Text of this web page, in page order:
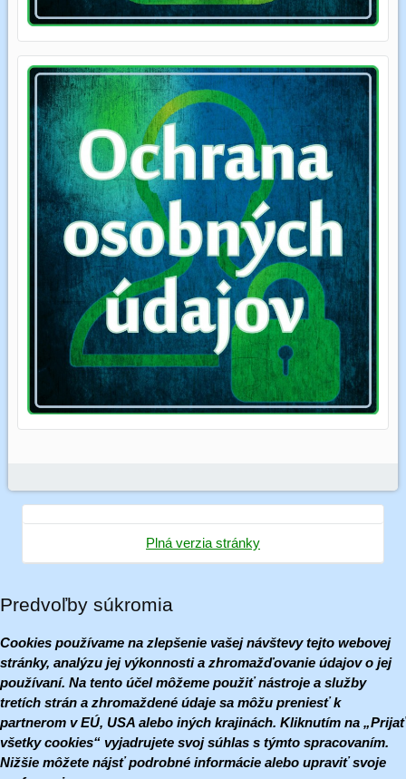
Plná verzia stránky
Predvoľby súkromia
Cookies používame na zlepšenie vašej návštevy tejto webovej
stránky, analýzu jej výkonnosti a zhromažďovanie údajov o jej
používaní. Na tento účel môžeme použiť nástroje a služby
tretích strán a zhromaždené údaje sa môžu preniesť k
partnerom v EÚ, USA alebo iných krajinách. Kliknutím na „Prijať
všetky cookies“ vyjadrujete svoj súhlas s týmto spracovaním.
Nižšie môžete nájsť podrobné informácie alebo upraviť svoje